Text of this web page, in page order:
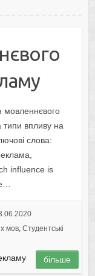
мовленнєвого
типи впливу на
слова:
influence is
мов, Студентські
більше